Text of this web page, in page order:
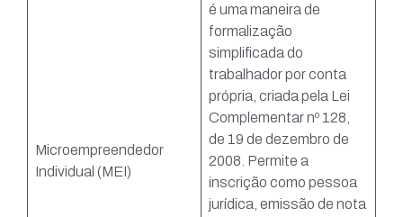
Microempreendedor
Individual (MEI)
é uma maneira de
formalização
simplificada do
trabalhador por conta
própria, criada pela Lei
Complementar nº 128,
de 19 de dezembro de
2008. Permite a
inscrição como pessoa
jurídica, emissão de nota